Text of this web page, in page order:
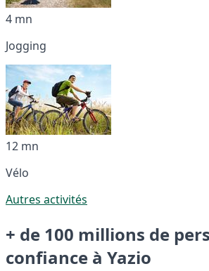
4 mn
Jogging
12 mn
Vélo
Autres activités
+ de 100 millions de
confiance à Yazio